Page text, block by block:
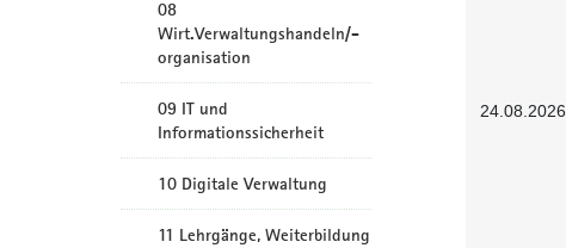
08
Wirt.Verwaltungshandeln/-
organisation
09 IT und
Informationssicherheit
10 Digitale Verwaltung
11 Lehrgänge, Weiterbildung
24.08.2026